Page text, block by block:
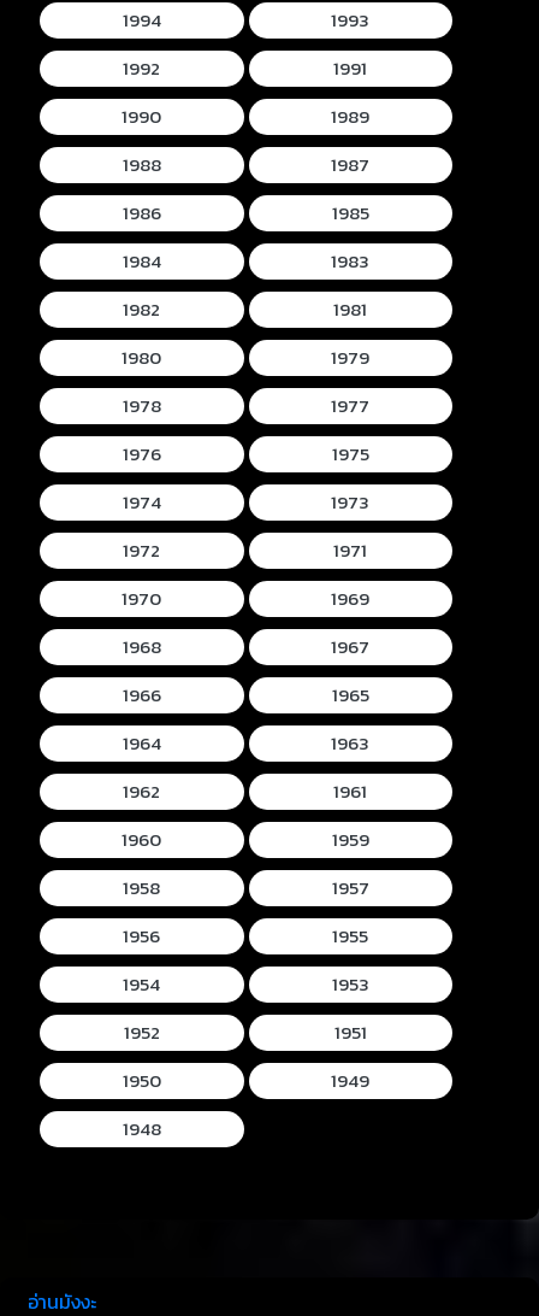
1994
1993
1992
1991
1990
1989
1988
1987
1986
1985
1984
1983
1982
1981
1980
1979
1978
1977
1976
1975
1974
1973
1972
1971
1970
1969
1968
1967
1966
1965
1964
1963
1962
1961
1960
1959
1958
1957
1956
1955
1954
1953
1952
1951
1950
1949
1948
อ่านมังงะ